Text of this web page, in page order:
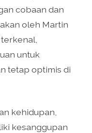
cobaan dan
oleh Martin
untuk
tetap optimis di
kehidupan,
kesanggupan